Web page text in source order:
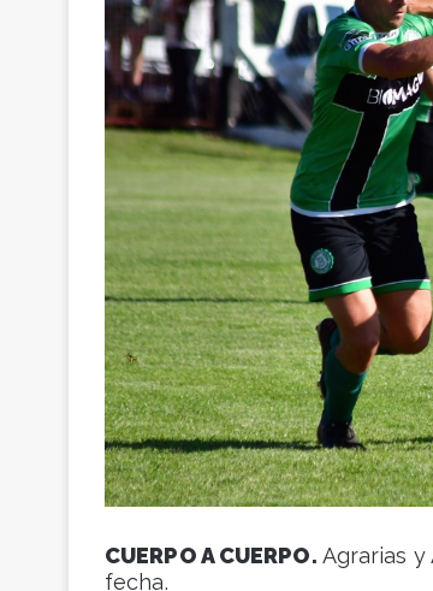
CUERPO A CUERPO. Agrarias
fecha.